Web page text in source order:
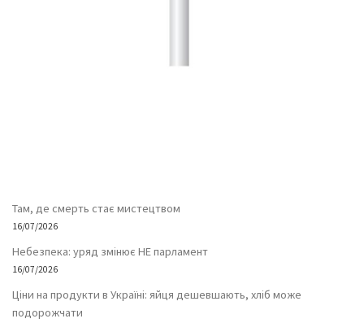
Там, де смерть стає мистецтвом
16/07/2026
Небезпека: уряд змінює НЕ парламент
16/07/2026
Ціни на продукти в Україні: яйця дешевшають, хліб може
подорожчати